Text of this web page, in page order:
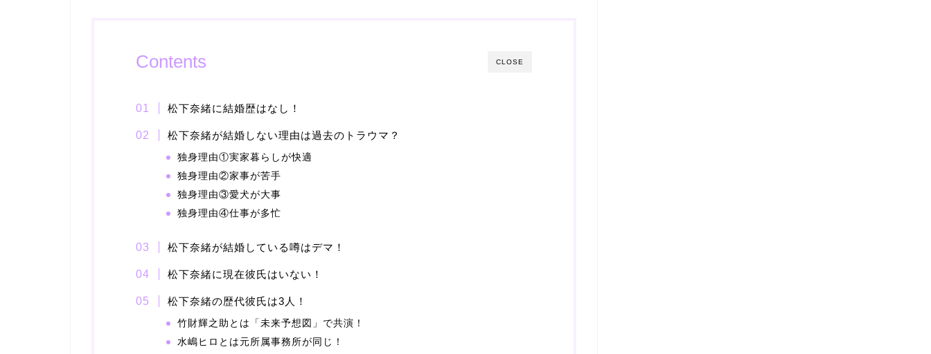
CLOSE
Contents
松下奈緒に結婚歴はなし！
松下奈緒が結婚しない理由は過去のトラウマ？
独身理由①実家暮らしが快適
独身理由②家事が苦手
独身理由③愛犬が大事
独身理由④仕事が多忙
松下奈緒が結婚している噂はデマ！
松下奈緒に現在彼氏はいない！
松下奈緒の歴代彼氏は3人！
竹財輝之助とは「未来予想図」で共演！
水嶋ヒロとは元所属事務所が同じ！